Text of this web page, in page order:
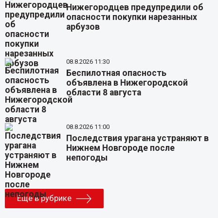
Нижегородцев предупредили об
опасности покупки нарезанных
арбузов
08.8.2026 11:30
Беспилотная опасность
объявлена в Нижегородской
области 8 августа
08.8.2026 11:00
Последствия урагана устраняют в
Нижнем Новгороде после
непогоды
Еще в рубрике